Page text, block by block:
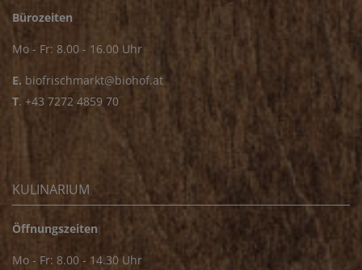
Bürozeiten
Mo - Fr: 8.00 - 16.00 Uhr
E. biofrischmarkt@biohof.at
T. +43 7272 4859 70
KULINARIUM
Öffnungszeiten
Mo - Fr: 8.00 - 14.30 Uhr